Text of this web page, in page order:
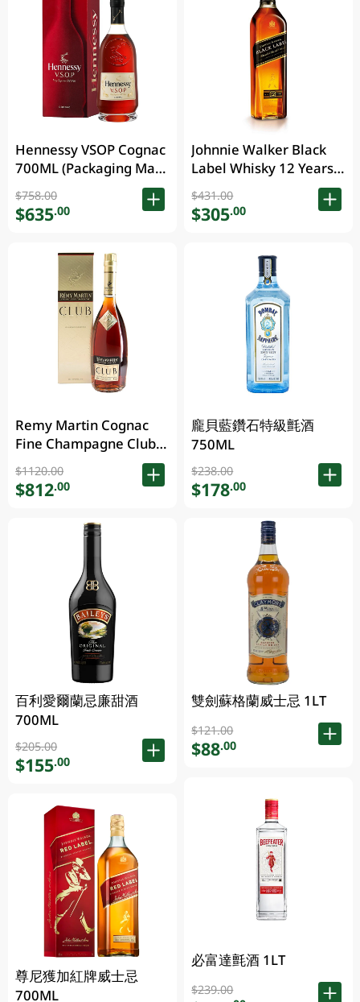
Hennessy VSOP Cognac
700ML (Packaging May
Vary )
$758.00
$635.00
Remy Martin Cognac
Fine Champagne Club
700ML
$1120.00
$812.00
百利愛爾蘭忌廉甜酒
700ML
$205.00
$155.00
尊尼獲加紅牌威士忌
700ML
Johnnie Walker Black
Label Whisky 12 Years
700ML
$431.00
$305.00
龐貝藍鑽石特級氈酒
750ML
$238.00
$178.00
雙劍蘇格蘭威士忌 1LT
$121.00
$88.00
必富達氈酒 1LT
$239.00